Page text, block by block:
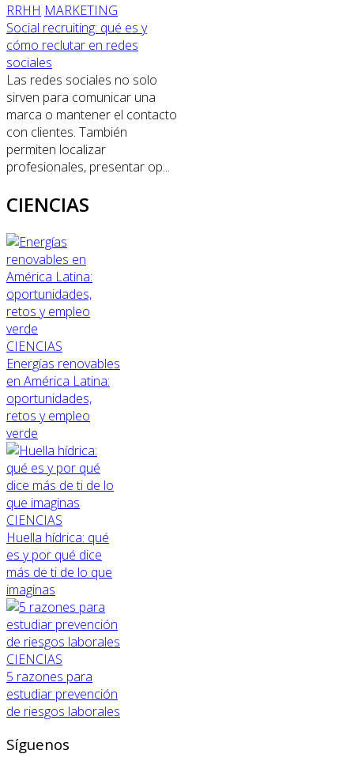
RRHH MARKETING
Social recruiting: qué es y
cómo reclutar en redes
sociales
Las redes sociales no solo
sirven para comunicar una
marca o mantener el contacto
con clientes. También
permiten localizar
profesionales, presentar op...
CIENCIAS
CIENCIAS
Energías renovables
en América Latina:
oportunidades,
retos y empleo
verde
CIENCIAS
Huella hídrica: qué
es y por qué dice
más de ti de lo que
imaginas
CIENCIAS
5 razones para
estudiar prevención
de riesgos laborales
Síguenos